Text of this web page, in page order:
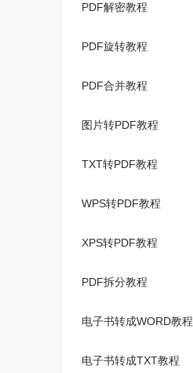
PDF解密教程
PDF旋转教程
PDF合并教程
图片转PDF教程
TXT转PDF教程
WPS转PDF教程
XPS转PDF教程
PDF拆分教程
电子书转成WORD教程
电子书转成TXT教程